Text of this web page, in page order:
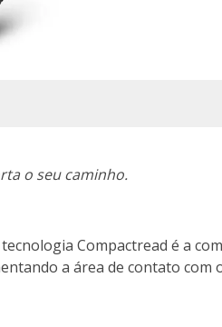
o seu caminho.
Compactread é a
a área de contato com